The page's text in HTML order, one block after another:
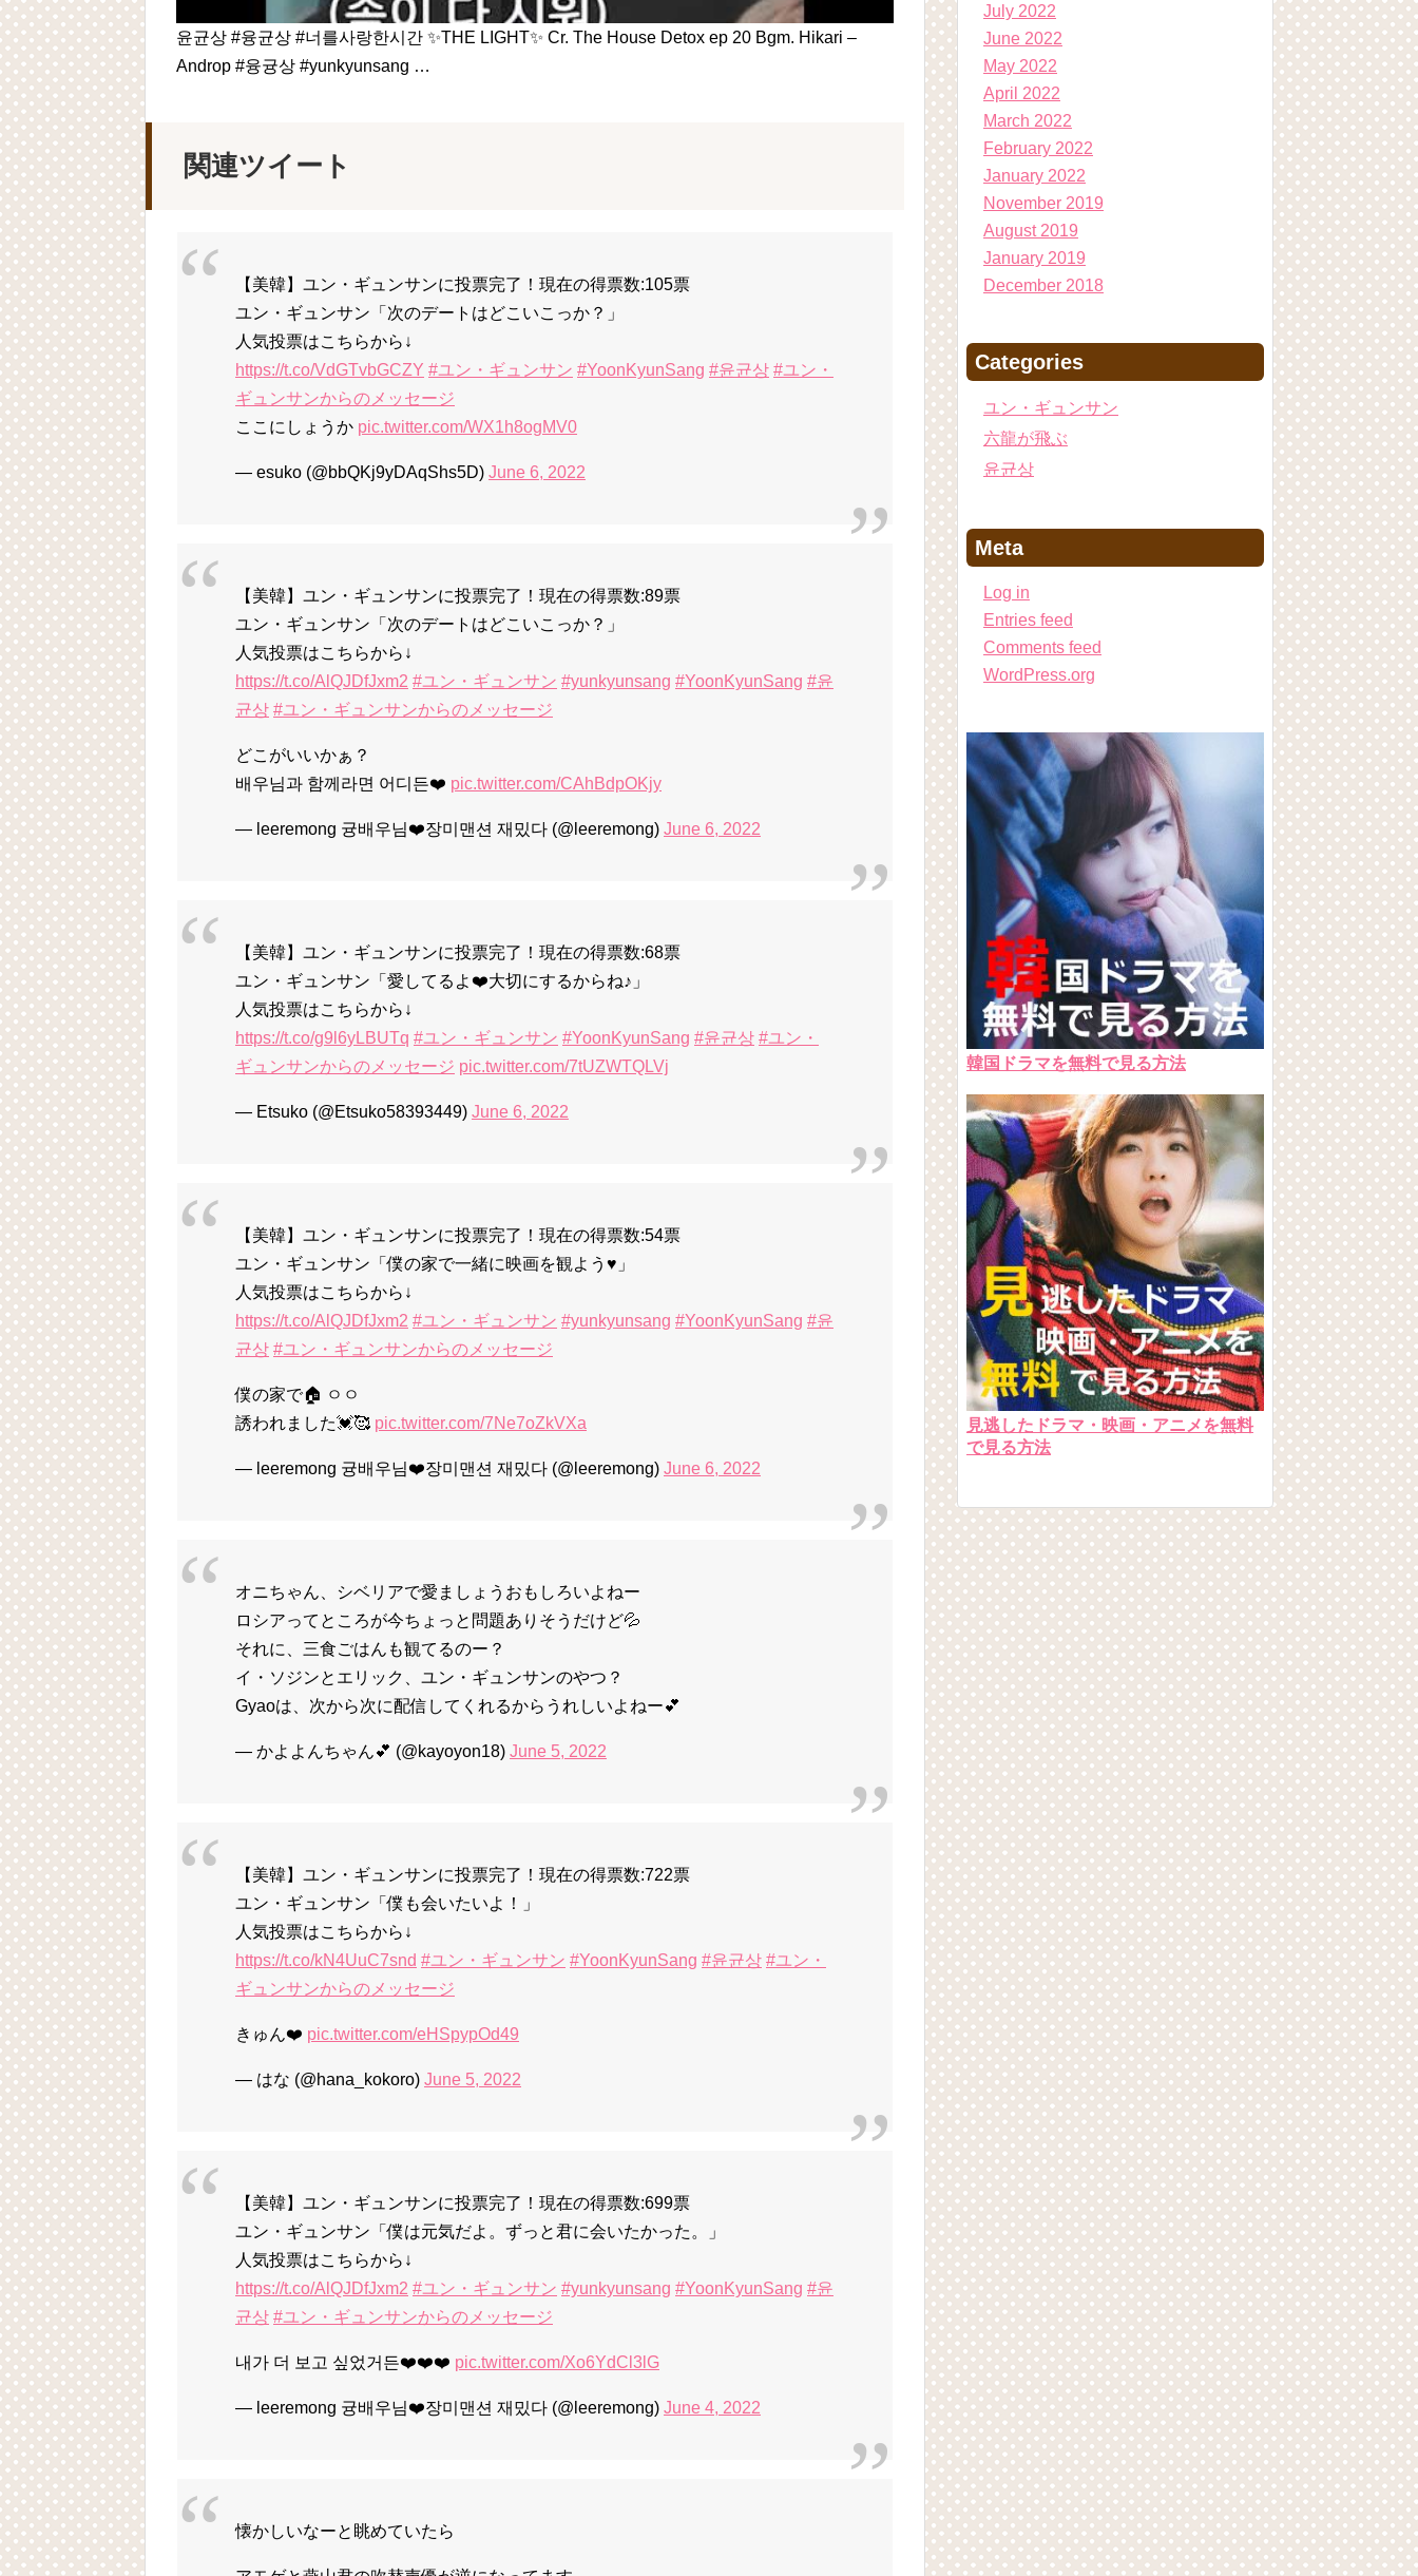
윤균상 #융균상 #너를사랑한시간 ✨THE LIGHT✨ Cr. The House Detox ep 20 Bgm. Hikari –
Androp #융귱상 #yunkyunsang …
関連ツイート
【美韓】ユン・ギュンサンに投票完了！現在の得票数:105票
ユン・ギュンサン「次のデートはどこいこっか？」
人気投票はこちらから↓
https://t.co/VdGTvbGCZY #ユン・ギュンサン #YoonKyunSang #윤균상 #ユン・
ギュンサンからのメッセージ
ここにしょうか pic.twitter.com/WX1h8ogMV0
— esuko (@bbQKj9yDAqShs5D) June 6, 2022
【美韓】ユン・ギュンサンに投票完了！現在の得票数:89票
ユン・ギュンサン「次のデートはどこいこっか？」
人気投票はこちらから↓
https://t.co/AlQJDfJxm2 #ユン・ギュンサン #yunkyunsang #YoonKyunSang #윤
균상 #ユン・ギュンサンからのメッセージ
どこがいいかぁ？
배우님과 함께라면 어디든❤️ pic.twitter.com/CAhBdpOKjy
— leeremong 귱배우님❤️장미맨션 재밌다 (@leeremong) June 6, 2022
【美韓】ユン・ギュンサンに投票完了！現在の得票数:68票
ユン・ギュンサン「愛してるよ❤️大切にするからね♪」
人気投票はこちらから↓
https://t.co/g9l6yLBUTq #ユン・ギュンサン #YoonKyunSang #윤균상 #ユン・
ギュンサンからのメッセージ pic.twitter.com/7tUZWTQLVj
— Etsuko (@Etsuko58393449) June 6, 2022
【美韓】ユン・ギュンサンに投票完了！現在の得票数:54票
ユン・ギュンサン「僕の家で一緒に映画を観よう♥」
人気投票はこちらから↓
https://t.co/AlQJDfJxm2 #ユン・ギュンサン #yunkyunsang #YoonKyunSang #윤
균상 #ユン・ギュンサンからのメッセージ
僕の家で🏠 ㅇㅇ
誘われました💓🥰 pic.twitter.com/7Ne7oZkVXa
— leeremong 귱배우님❤️장미맨션 재밌다 (@leeremong) June 6, 2022
オニちゃん、シベリアで愛ましょうおもしろいよねー
ロシアってところが今ちょっと問題ありそうだけど💦
それに、三食ごはんも観てるのー？
イ・ソジンとエリック、ユン・ギュンサンのやつ？
Gyaoは、次から次に配信してくれるからうれしいよねー💕
— かよよんちゃん💕 (@kayoyon18) June 5, 2022
【美韓】ユン・ギュンサンに投票完了！現在の得票数:722票
ユン・ギュンサン「僕も会いたいよ！」
人気投票はこちらから↓
https://t.co/kN4UuC7snd #ユン・ギュンサン #YoonKyunSang #윤균상 #ユン・
ギュンサンからのメッセージ
きゅん❤️ pic.twitter.com/eHSpypOd49
— はな (@hana_kokoro) June 5, 2022
【美韓】ユン・ギュンサンに投票完了！現在の得票数:699票
ユン・ギュンサン「僕は元気だよ。ずっと君に会いたかった。」
人気投票はこちらから↓
https://t.co/AlQJDfJxm2 #ユン・ギュンサン #yunkyunsang #YoonKyunSang #윤
균상 #ユン・ギュンサンからのメッセージ
내가 더 보고 싶었거든❤️❤️❤️ pic.twitter.com/Xo6YdCl3lG
— leeremong 귱배우님❤️장미맨션 재밌다 (@leeremong) June 4, 2022
懐かしいなーと眺めていたら
July 2022
June 2022
May 2022
April 2022
March 2022
February 2022
January 2022
November 2019
August 2019
January 2019
December 2018
Categories
ユン・ギュンサン
六龍が飛ぶ
윤균상
Meta
Log in
Entries feed
Comments feed
WordPress.org
韓国ドラマを無料で見る方法
見逃したドラマ・映画・アニメを無料
で見る方法